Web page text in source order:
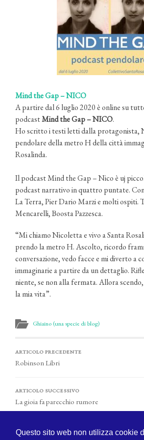
Mind the Gap – NICO
A partire dal 6 luglio 2020 è online su
podcastMind the Gap – NICO.
Ho scritto i testi letti dalla protagonista,
pendolare della metro H della città
Rosalinda.
Il podcast Mind the Gap – Nico è uj
podcast narrativo in quattro puntate.
La Terra, Pier Dario Marzi e molti ospiti.
Mencarelli, Boosta Pazzesca.
“Mi chiamo Nicoletta e vivo a Santa
prendo la metro H. Ascolto, ricordo
conversazione, vedo facce e mi diverto a
immaginarie a partire da un dettaglio.
niente, se non alla fermata. Allora
la mia vita”.
Ghiaino (una specie di blog)
ARTICOLO PRECEDENTE
Robinson Libri
ARTICOLO SUCCESSIVO
La gioia fa parecchio rumore
Questo sito web non utilizza cookie